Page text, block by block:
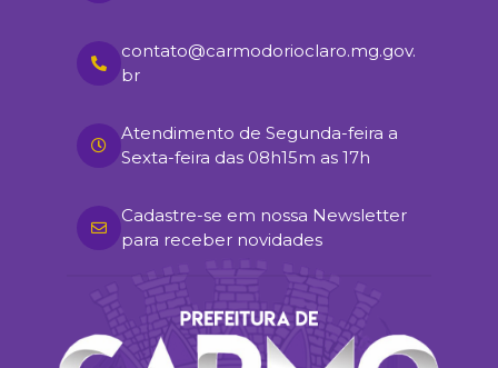
contato@carmodorioclaro.mg.gov.
br
Atendimento de Segunda-feira a
Sexta-feira das 08h15m as 17h
Cadastre-se em nossa Newsletter
para receber novidades